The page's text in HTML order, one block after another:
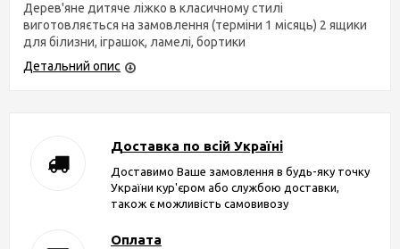
Дерев'яне дитяче ліжко в класичному стилі
виготовляється на замовлення (терміни 1 місяць) 2 ящики
для білизни, іграшок, ламелі, бортики
Детальний опис
Доставка по всій Україні
Доставимо Ваше замовлення в будь-яку точку
України кур'єром або службою доставки,
також є можливість самовивозу
Оплата